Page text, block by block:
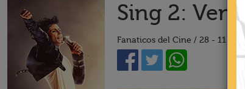
Sing 2: Ven
Fanaticos del Cine / 28 - 11 - 21